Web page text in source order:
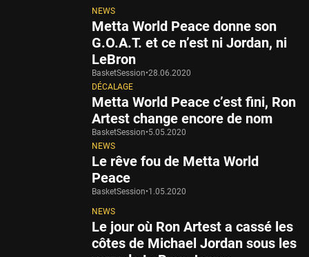
NEWS
Metta World Peace donne son
G.O.A.T. et ce n’est ni Jordan, ni
LeBron
BasketSession•28.06.2020
DÉCALAGE
Metta World Peace c’est fini, Ron
Artest change encore de nom
BasketSession•5.05.2020
NEWS
Le rêve fou de Metta World
Peace
BasketSession•1.05.2020
NEWS
Le jour où Ron Artest a cassé les
côtes de Michael Jordan sous les